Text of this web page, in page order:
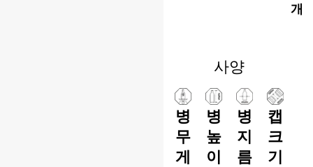
개
사양
병
무
게
병
높
이
병
지
름
캡
크
기